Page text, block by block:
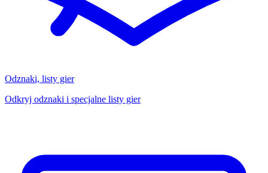
Odznaki, listy gier
Odkryj odznaki i specjalne listy gier